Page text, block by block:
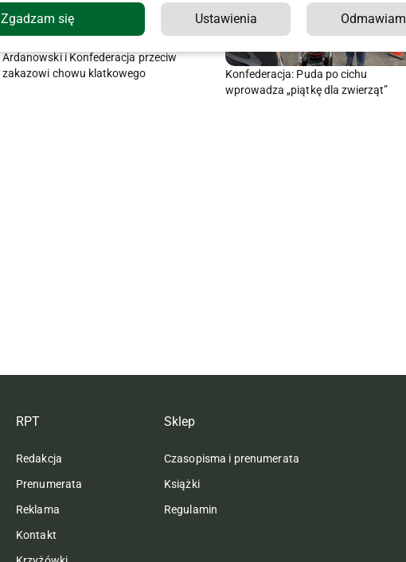
Ardanowski i Konfederacja przeciw
zakazowi chowu klatkowego
Konfederacja: Puda po cichu
wprowadza „piątkę dla zwierząt”
RPT
Redakcja
Prenumerata
Reklama
Kontakt
Sklep
Czasopisma i prenumerata
Książki
Regulamin
Zgadzam się Ustawienia Odmawiam